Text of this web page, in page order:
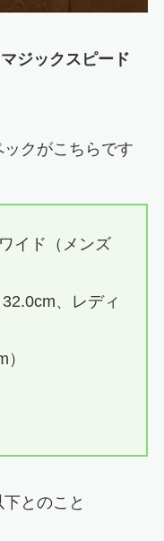
マジックスピード
ックがこちらです
イド（メンズ
、レディ
とのこと